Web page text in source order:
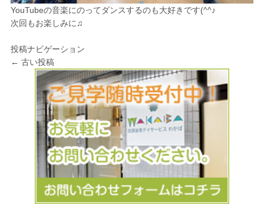
YouTubeの音楽にのってダンスするのも大好きです(^^♪
次回もお楽しみに♫
投稿ナビゲーション
← 古い投稿